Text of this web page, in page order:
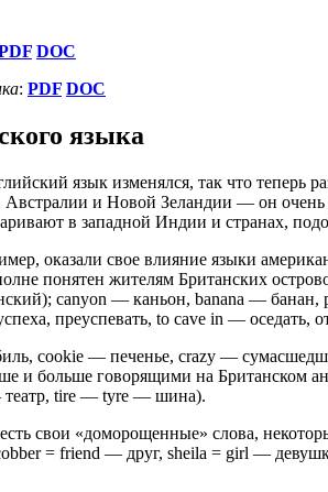
DOC
: PDF DOC
языка
язык изменялся, так что
и Новой Зеландии — он очень
в западной Индии и странах,
оказали свое влияние языки
понятен жителям Британских
canyon — каньон, banana — банан,
преуспевать, to cave in — оседать,
cookie — печенье, crazy —
и больше говорящими на Британском
tire — tyre — шина).
свои «доморощенные» слова,
= friend — друг, sheila = girl —